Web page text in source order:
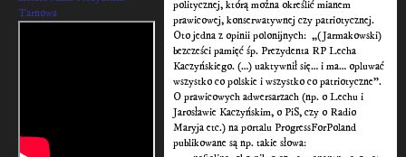
Tarnowa
politycznej, którą można określić mianem
prawicowej, konserwatywnej czy patriotycznej.
Oto jedna z opinii polonijnych: „(Jarmakowski)
bezcześci pamięć śp. Prezydenta RP Lecha
Kaczyńskiego. (…) uaktywnił się… i ma… opluwać
wszystko co polskie i wszystko co patriotyczne”.
O prawicowych adwersarzach (np. o Lechu i
Jarosławie Kaczyńskim, o PiS, czy o Radio
Maryja etc.) na portalu ProgressForPoland
publikowane są np. takie słowa: